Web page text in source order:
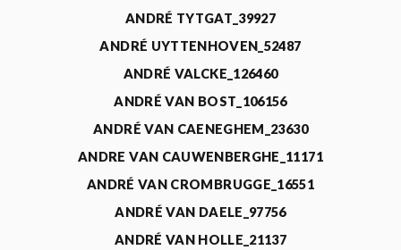
ANDRÉ TYTGAT_39927
ANDRÉ UYTTENHOVEN_52487
ANDRÉ VALCKE_126460
ANDRÉ VAN BOST_106156
ANDRÉ VAN CAENEGHEM_23630
ANDRE VAN CAUWENBERGHE_11171
ANDRÉ VAN CROMBRUGGE_16551
ANDRÉ VAN DAELE_97756
ANDRÉ VAN HOLLE_21137